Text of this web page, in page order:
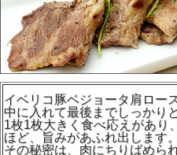
イベリコ豚ベジョータ肩ロー
中に入れて最後までしっかり
1枚1枚大きく食べ応えがあり
ほど、旨みがあふれ出します。
その秘密は、肉にちりばめら